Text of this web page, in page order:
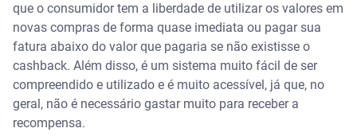
que o consumidor tem a liberdade de utilizar os valores em
novas compras de forma quase imediata ou pagar sua
fatura abaixo do valor que pagaria se não existisse o
cashback. Além disso, é um sistema muito fácil de ser
compreendido e utilizado e é muito acessível, já que, no
geral, não é necessário gastar muito para receber a
recompensa.